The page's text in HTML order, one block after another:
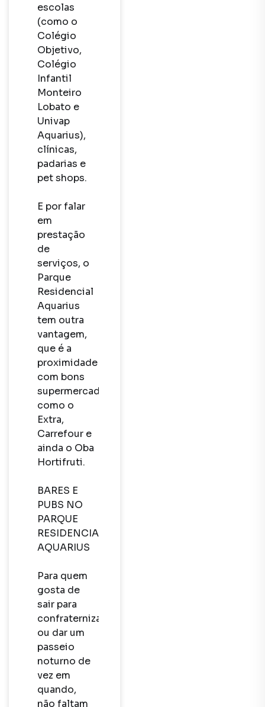
escolas
(como o
Colégio
Objetivo,
Colégio
Infantil
Monteiro
Lobato e
Univap
Aquarius),
clínicas,
padarias e
pet shops.
E por falar
em
prestação
de
serviços, o
Parque
Residencial
Aquarius
tem outra
vantagem,
que é a
proximidade
com bons
supermercados,
como o
Extra,
Carrefour e
ainda o Oba
Hortifruti.
BARES E
PUBS NO
PARQUE
RESIDENCIAL
AQUARIUS
Para quem
gosta de
sair para
confraternizar
ou dar um
passeio
noturno de
vez em
quando,
não faltam